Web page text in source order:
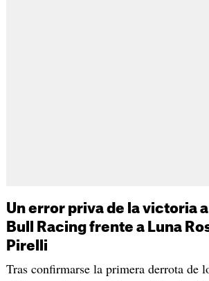
Un error priva de la victoria
Bull Racing frente a Luna
Pirelli
Tras confirmarse la primera derrota de